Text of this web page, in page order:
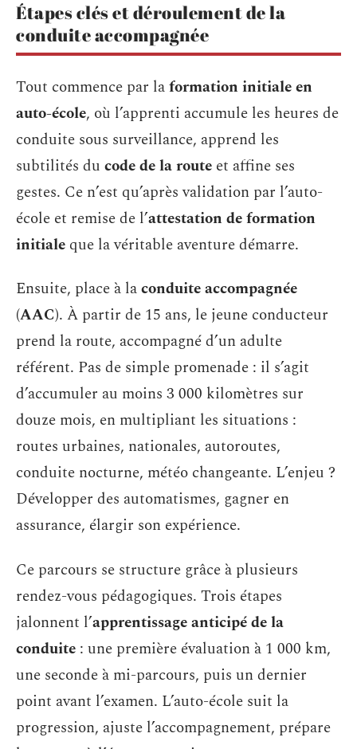
Étapes clés et déroulement de la
conduite accompagnée
Tout commence par laformation initiale en
auto-école, où l’apprenti accumule les heures de
conduite sous surveillance, apprend les
subtilités du code de la route et affine ses
gestes. Ce n’est qu’après validation par l’auto-
école et remise de l’attestation de formation
initiale que la véritable aventure démarre.
Ensuite, place à laconduite accompagnée
(AAC). À partir de 15 ans, le jeune conducteur
prend la route, accompagné d’un adulte
référent. Pas de simple promenade : il s’agit
d’accumuler au moins 3 000 kilomètres sur
douze mois, en multipliant les situations :
routes urbaines, nationales, autoroutes,
conduite nocturne, météo changeante. L’enjeu ?
Développer des automatismes, gagner en
assurance, élargir son expérience.
Ce parcours se structure grâce à plusieurs
rendez-vous pédagogiques. Trois étapes
jalonnent l’apprentissage anticipé de la
conduite : une première évaluation à 1 000 km,
une seconde à mi-parcours, puis un dernier
point avant l’examen. L’auto-école suit la
progression, ajuste l’accompagnement, prépare